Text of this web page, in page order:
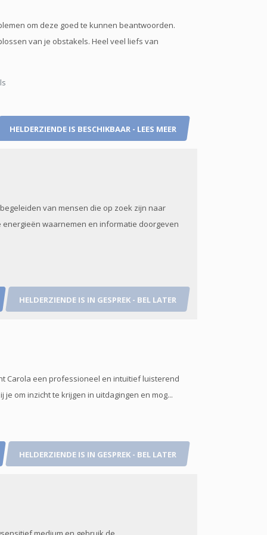
om deze goed te kunnen beantwoorden.
van je obstakels. Heel veel liefs van
HELDERZIENDE IS BESCHIKBAAR - LEES MEER
van mensen die op zoek zijn naar
waarnemen en informatie doorgeven
HELDERZIENDE IS IN GESPREK - BEL LATER
Carola een professioneel en intuïtief luisterend
om inzicht te krijgen in uitdagingen en mog...
HELDERZIENDE IS IN GESPREK - BEL LATER